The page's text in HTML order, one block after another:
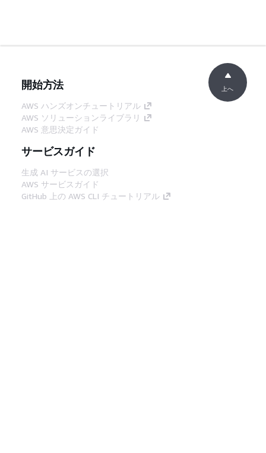
開始方法
AWS ハンズオンチュートリアル
AWS ソリューションライブラリ
AWS 意思決定ガイド
サービスガイド
生成 AI サービスの選択
AWS サービスガイド
GitHub 上の AWS CLI チュートリアル
上へ